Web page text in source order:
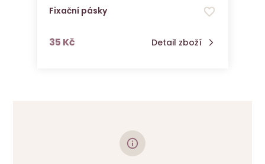
Fixační pásky
35 Kčs DPH Detail zboží